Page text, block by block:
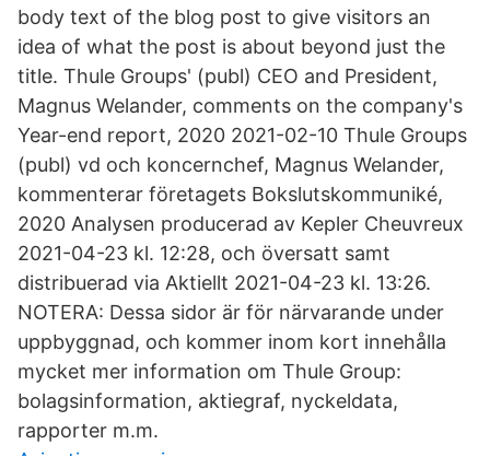
body text of the blog post to give visitors an
idea of what the post is about beyond just the
title. Thule Groups' (publ) CEO and President,
Magnus Welander, comments on the company's
Year-end report, 2020 2021-02-10 Thule Groups
(publ) vd och koncernchef, Magnus Welander,
kommenterar företagets Bokslutskommuniké,
2020 Analysen producerad av Kepler Cheuvreux
2021-04-23 kl. 12:28, och översatt samt
distribuerad via Aktiellt 2021-04-23 kl. 13:26.
NOTERA: Dessa sidor är för närvarande under
uppbyggnad, och kommer inom kort innehålla
mycket mer information om Thule Group:
bolagsinformation, aktiegraf, nyckeldata,
rapporter m.m.